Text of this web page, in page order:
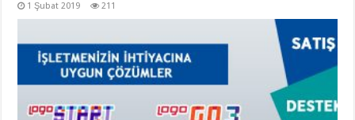
1 Şubat 2019 211